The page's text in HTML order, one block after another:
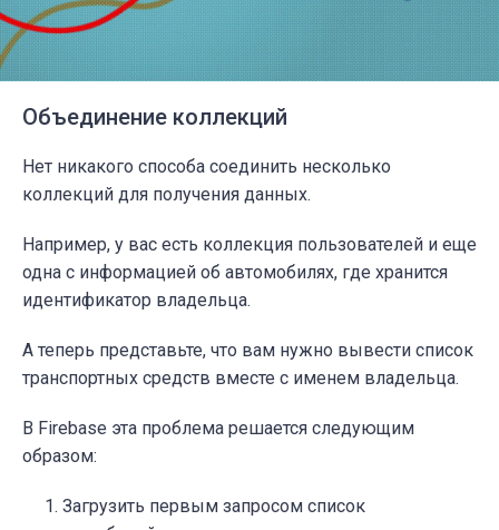
Объединение коллекций
Нет никакого способа соединить несколько
коллекций для получения данных.
Например, у вас есть коллекция пользователей и еще
одна с информацией об автомобилях, где хранится
идентификатор владельца.
А теперь представьте, что вам нужно вывести список
транспортных средств вместе с именем владельца.
В Firebase эта проблема решается следующим
образом:
Загрузить первым запросом список